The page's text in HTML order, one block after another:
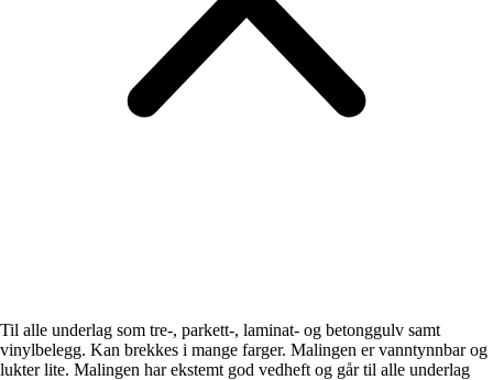
Til alle underlag som tre-, parkett-, laminat- og betonggulv samt
vinylbelegg. Kan brekkes i mange farger. Malingen er vanntynnbar og
lukter lite. Malingen har ekstemt god vedheft og går til alle underlag